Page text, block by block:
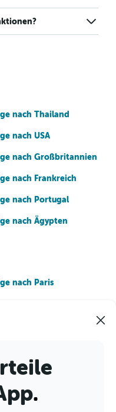
nach Thailand
nach USA
nach Großbritannien
nach Frankreich
nach Portugal
nach Ägypten
nach Paris
nach Heraklion
nach Berlin
.